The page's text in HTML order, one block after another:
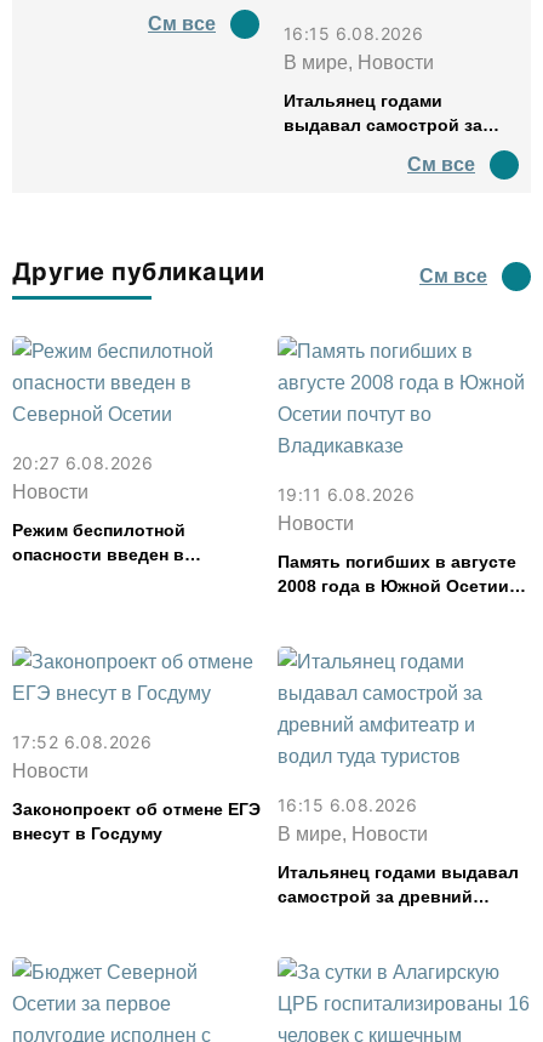
См все
16:15 6.08.2026
В мире, Новости
Итальянец годами
выдавал самострой за
водил туда туристов
См все
Другие публикации См все
20:27 6.08.2026
Новости
Режим беспилотной
опасности введен в
19:11 6.08.2026
Новости
Память погибших в августе
2008 года в Южной Осетии
17:52 6.08.2026
Новости
Законопроект об отмене ЕГЭ
внесут в Госдуму
16:15 6.08.2026
В мире, Новости
Итальянец годами выдавал
самострой за древний